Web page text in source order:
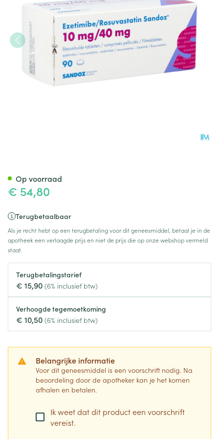
€ 54,80
Terugbetaalbaar
Als je recht hebt op een terugbetaling voor dit geneesmiddel, betaal je in de
apotheek een verlaagde prijs en niet de prijs die op onze webshop vermeld
staat.
Terugbetalingstarief
€ 15,90 (6% inclusief btw)
Verhoogde tegemoetkoming
€ 10,50 (6% inclusief btw)
Belangrijke informatie
Voor dit geneesmiddel is een voorschrift nodig. Na
beoordeling door de apotheker kan je het komen
afhalen en betalen.
Ik weet dat dit product een voorschrift
vereist.
Op voorraad